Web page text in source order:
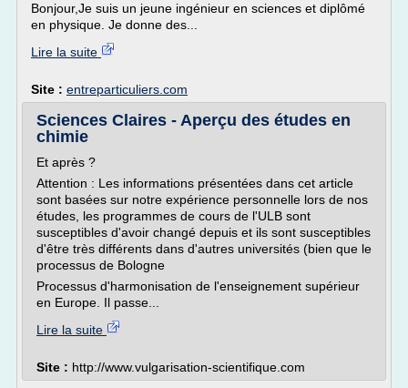
Bonjour,Je suis un jeune ingénieur en sciences et diplômé
en physique. Je donne des...
Lire la suite
Site : entreparticuliers.com
Sciences Claires - Aperçu des études en
chimie
Et après ?
Attention : Les informations présentées dans cet article
sont basées sur notre expérience personnelle lors de nos
études, les programmes de cours de l'ULB sont
susceptibles d'avoir changé depuis et ils sont susceptibles
d'être très différents dans d'autres universités (bien que le
processus de Bologne
Processus d'harmonisation de l'enseignement supérieur
en Europe. Il passe...
Lire la suite
Site : http://www.vulgarisation-scientifique.com